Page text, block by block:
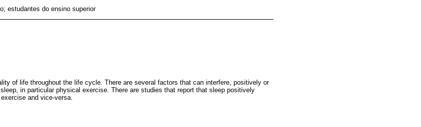
estudantes do ensino superior
of life throughout the life cycle. There are several factors that can interfere, positively or
in particular physical exercise. There are studies that report that sleep positively
and vice-versa.